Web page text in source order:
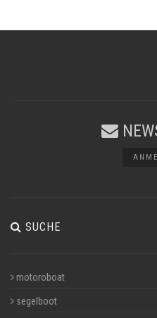
SUCHE
motoroboat
segelboot